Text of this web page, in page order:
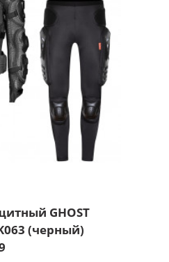
GHOST
(черный)